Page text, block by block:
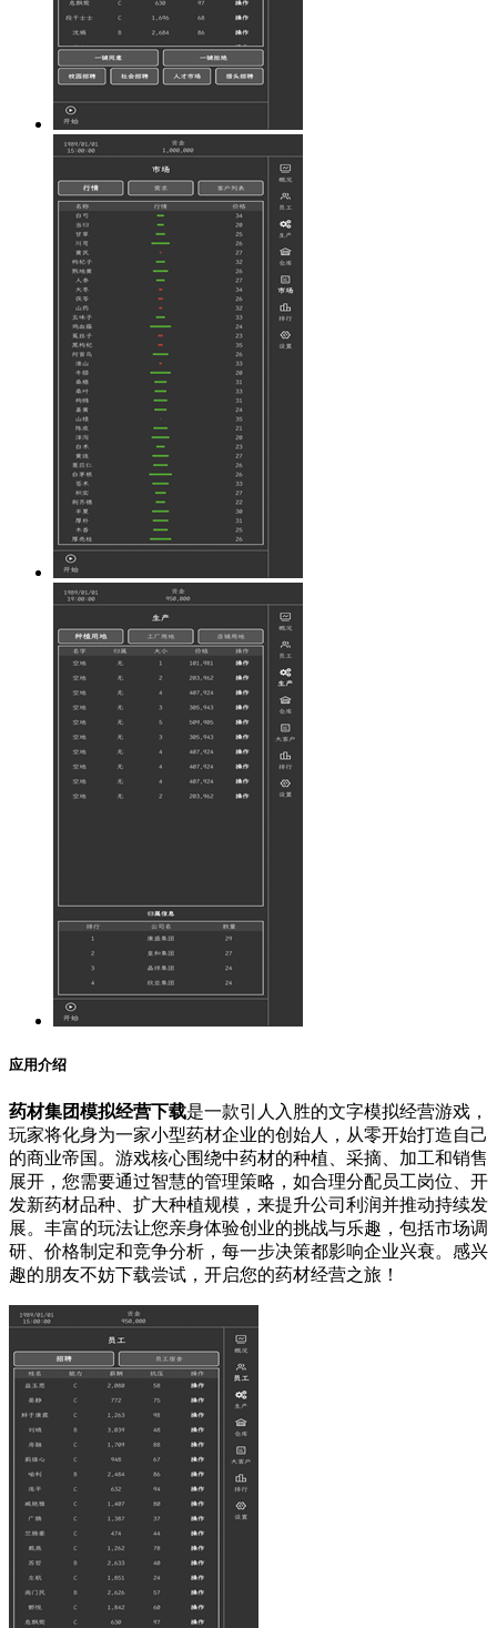
应用介绍
药材集团模拟经营下载是一款引人入胜的文字模拟经营游戏，
玩家将化身为一家小型药材企业的创始人，从零开始打造自己
的商业帝国。游戏核心围绕中药材的种植、采摘、加工和销售
展开，您需要通过智慧的管理策略，如合理分配员工岗位、开
发新药材品种、扩大种植规模，来提升公司利润并推动持续发
展。丰富的玩法让您亲身体验创业的挑战与乐趣，包括市场调
研、价格制定和竞争分析，每一步决策都影响企业兴衰。感兴
趣的朋友不妨下载尝试，开启您的药材经营之旅！